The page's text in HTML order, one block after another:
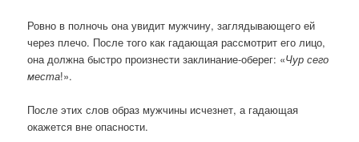
Ровно в полночь она увидит мужчину, заглядывающего ей
через плечо. После того как гадающая рассмотрит его лицо,
она должна быстро произнести заклинание-оберег: «Чур сего
места!».
После этих слов образ мужчины исчезнет, а гадающая
окажется вне опасности.